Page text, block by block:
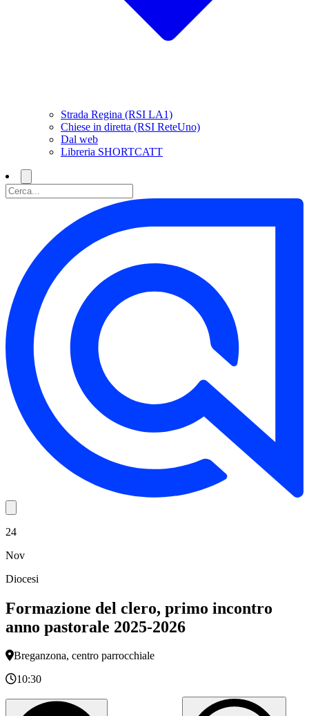
Strada Regina (RSI LA1)
Chiese in diretta (RSI ReteUno)
Dal web
Libreria SHORTCATT
24
Nov
Diocesi
Formazione del clero, primo incontro
anno pastorale 2025-2026
Breganzona, centro parrocchiale
10:30